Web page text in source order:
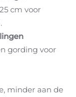
cm voor
gording voor
minder aan de